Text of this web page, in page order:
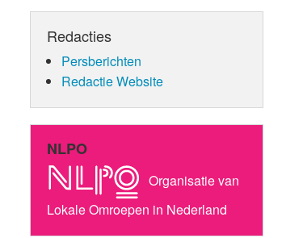
Redacties
Persberichten
Redactie Website
NLPO
Organisatie van
Lokale Omroepen in Nederland